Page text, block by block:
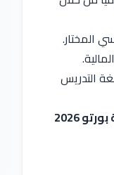
المختار.
2026